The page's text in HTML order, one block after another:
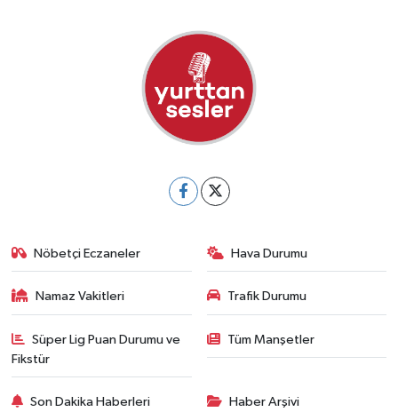
Nöbetçi Eczaneler Hava Durumu
Namaz Vakitleri Trafik Durumu
Süper Lig Puan Durumu ve
Fikstür
Tüm Manşetler
Son Dakika Haberleri Haber Arşivi